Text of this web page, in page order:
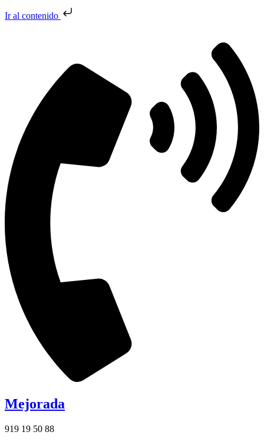
Ir al contenido
Mejorada
919 19 50 88